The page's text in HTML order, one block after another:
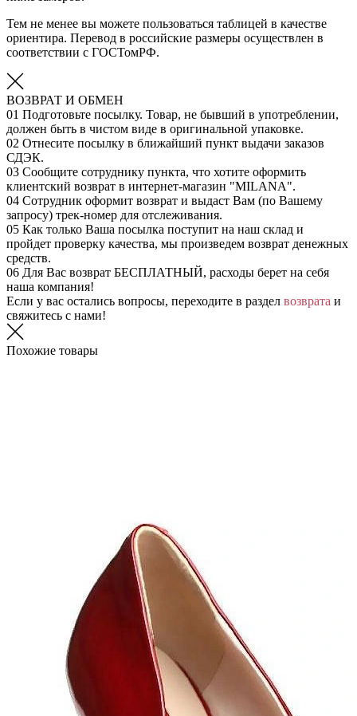
Тем не менее вы можете пользоваться таблицей в качестве
ориентира. Перевод в российские размеры осуществлен в
соответствии с ГОСТомРФ.
ВОЗВРАТ И ОБМЕН
01 Подготовьте посылку. Товар, не бывший в употреблении,
должен быть в чистом виде в оригинальной упаковке.
02 Отнесите посылку в ближайший пункт выдачи заказов
СДЭК.
03 Сообщите сотруднику пункта, что хотите оформить
клиентский возврат в интернет-магазин "MILANA".
04 Сотрудник оформит возврат и выдаст Вам (по Вашему
запросу) трек-номер для отслеживания.
05 Как только Ваша посылка поступит на наш склад и
пройдет проверку качества, мы произведем возврат денежных
средств.
06 Для Вас возврат БЕСПЛАТНЫЙ, расходы берет на себя
наша компания!
Если у вас остались вопросы, переходите в раздел возврата и
свяжитесь с нами!
Похожие товары